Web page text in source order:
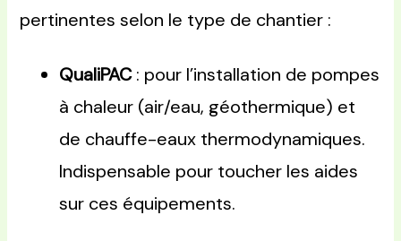
pertinentes selon le type de chantier :
QualiPAC: pour l’installation de pompes
à chaleur (air/eau, géothermique) et
de chauffe-eaux thermodynamiques.
Indispensable pour toucher les aides
sur ces équipements.